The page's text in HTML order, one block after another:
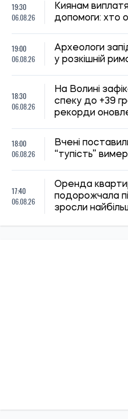
06.08.26
подорожчала
зросли